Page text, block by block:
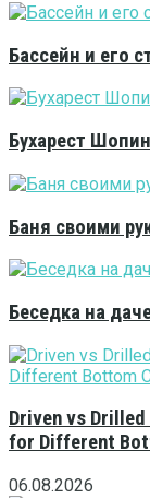
Бассейн и его
Бухарест
Баня своими
Беседка на
Driven vs
for Different
06.08.2026